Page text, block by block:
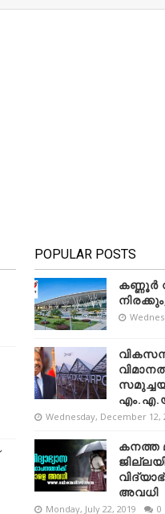
POPULAR POSTS
കണ്ണൂർ
Wednesday, December 12,
കനത്ത
അവധി
Monday, July 22, 2019 0